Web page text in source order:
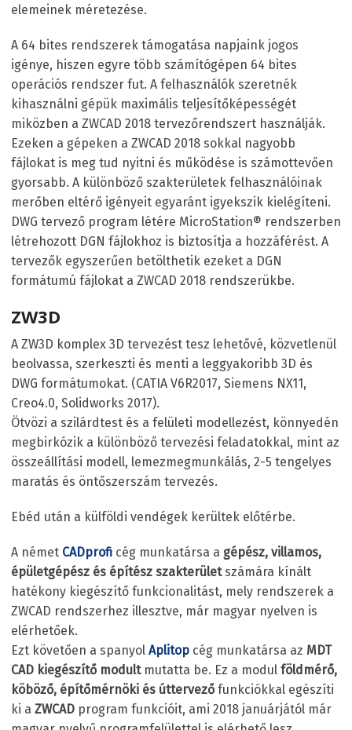
elemeinek méretezése.
A 64 bites rendszerek támogatása napjaink jogos
igénye, hiszen egyre több számítógépen 64 bites
operációs rendszer fut. A felhasználók szeretnék
kihasználni gépük maximális teljesítőképességét
miközben a ZWCAD 2018 tervezőrendszert használják.
Ezeken a gépeken a ZWCAD 2018 sokkal nagyobb
fájlokat is meg tud nyitni és működése is számottevően
gyorsabb. A különböző szakterületek felhasználóinak
merőben eltérő igényeit egyaránt igyekszik kielégíteni.
DWG tervező program létére MicroStation® rendszerben
létrehozott DGN fájlokhoz is biztosítja a hozzáférést. A
tervezők egyszerűen betölthetik ezeket a DGN
formátumú fájlokat a ZWCAD 2018 rendszerükbe.
ZW3D
A ZW3D komplex 3D tervezést tesz lehetővé, közvetlenül
beolvassa, szerkeszti és menti a leggyakoribb 3D és
DWG formátumokat. (CATIA V6R2017, Siemens NX11,
Creo4.0, Solidworks 2017).
Ötvözi a szilárdtest és a felületi modellezést, könnyedén
megbirkózik a különböző tervezési feladatokkal, mint az
összeállítási modell, lemezmegmunkálás, 2-5 tengelyes
maratás és öntőszerszám tervezés.
Ebéd után a külföldi vendégek kerültek előtérbe.
A német CADprofi cég munkatársa a gépész, villamos,
épületgépész és építész szakterületszámára kínált
hatékony kiegészítő funkcionalitást, mely rendszerek a
ZWCAD rendszerhez illesztve, már magyar nyelven is
elérhetőek.
Ezt követően a spanyol Aplitop cég munkatársa az MDT
CAD kiegészítő modultmutatta be. Ez a modul földmérő,
köböző, építőmérnöki és úttervező funkciókkal egészíti
ki a ZWCAD program funkcióit, ami 2018 januárjától már